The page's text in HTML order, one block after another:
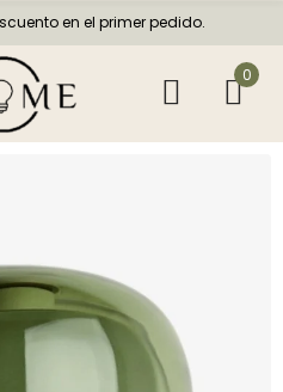
en el primer pedido.
0